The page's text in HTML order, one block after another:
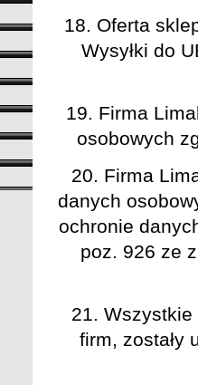
18. Oferta
Wysyłki do
19. Firma
osobowych
20. Firma
danych
ochronie
poz. 926 ze
21.
firm, zostały